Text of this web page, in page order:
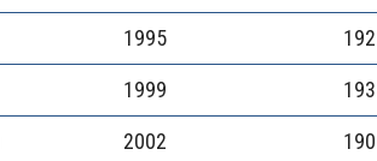
1995 192
1999 193
2002 190